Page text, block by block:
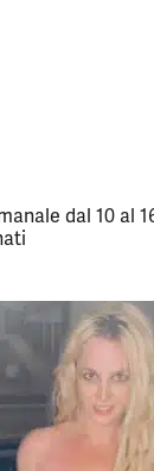
dal 10 al